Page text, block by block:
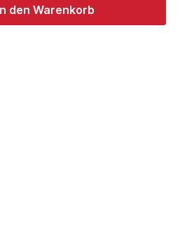
den Warenkorb